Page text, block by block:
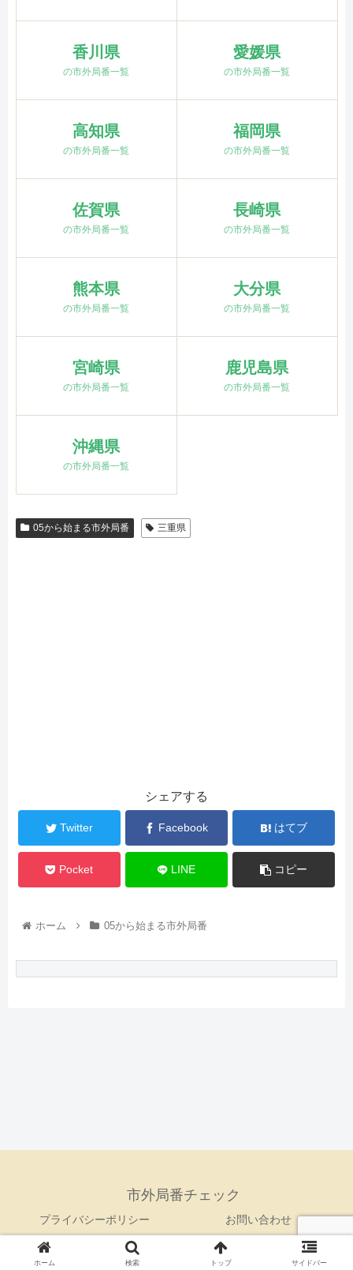
香川県
の市外局番一覧
愛媛県
の市外局番一覧
高知県
の市外局番一覧
福岡県
の市外局番一覧
佐賀県
の市外局番一覧
長崎県
の市外局番一覧
熊本県
の市外局番一覧
大分県
の市外局番一覧
宮崎県
の市外局番一覧
鹿児島県
の市外局番一覧
沖縄県
の市外局番一覧
05から始まる市外局番 三重県
シェアする
Twitter Facebook はてブ
Pocket LINE コピー
ホーム 05から始まる市外局番
市外局番チェック
プライバシーポリシー お問い合わせ
© 2021 市外局番チェック.
ホーム 検索 トップ サイドバー